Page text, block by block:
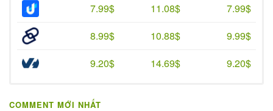
7.99$
11.08$
7.99$
8.99$
10.88$
9.99$
9.20$
14.69$ 9.20$
COMMENT MỚI NHẤT